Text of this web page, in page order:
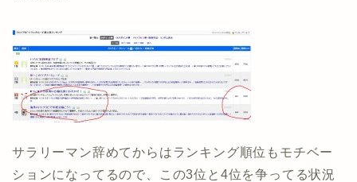
サラリーマン辞めてからはランキング順位もモチベー
ションになってるので、この3位と4位を争ってる状況